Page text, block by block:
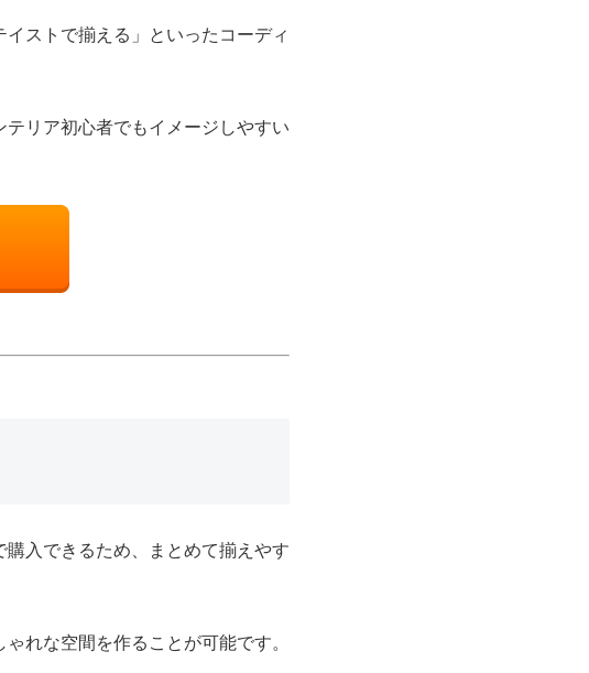
ストで揃える」といったコーディ
リア初心者でもイメージしやすい
入できるため、まとめて揃えやす
れな空間を作ることが可能です。